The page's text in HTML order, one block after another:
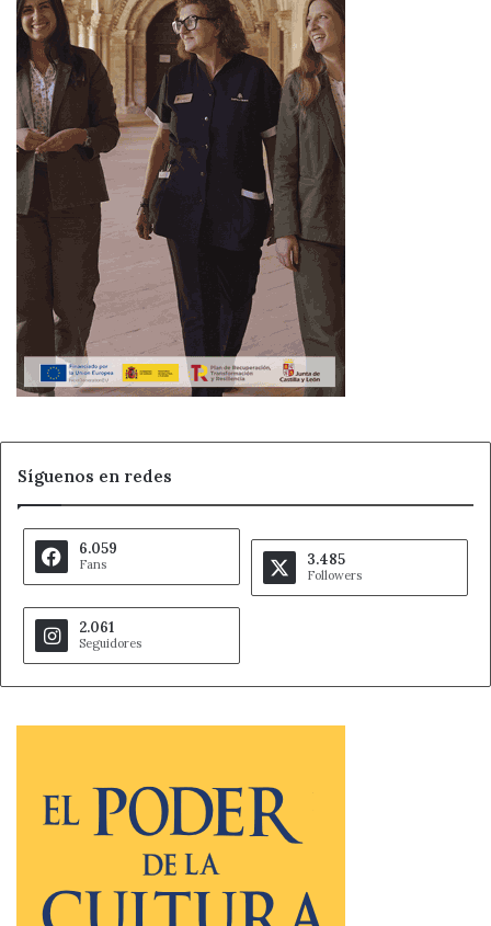
Síguenos en redes
6.059
Fans 3.485
Followers
2.061
Seguidores